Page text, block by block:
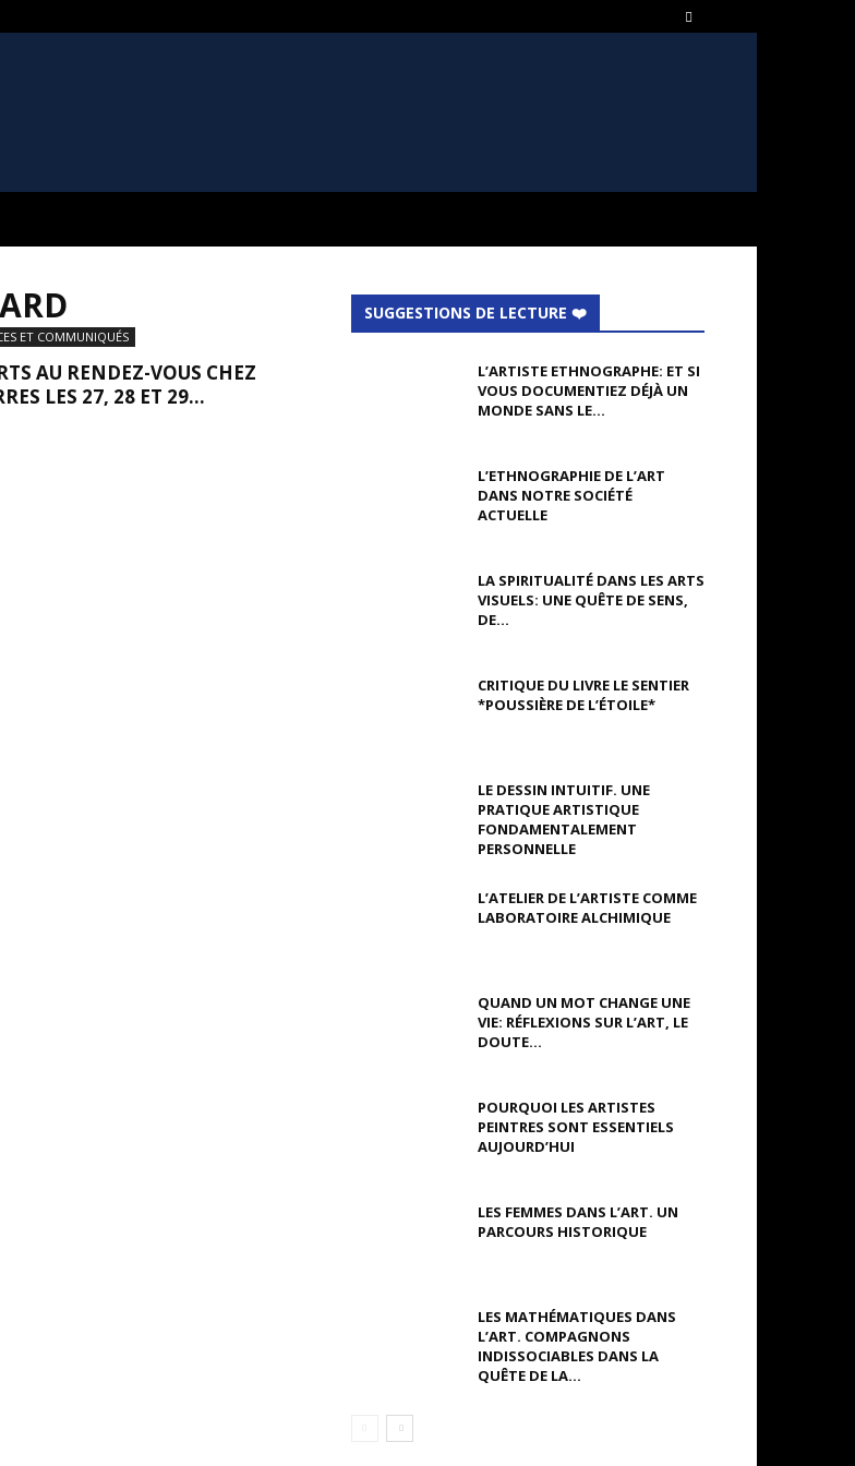
ET COMMUNIQUÉS
AU RENDEZ-VOUS CHEZ
LES 27, 28 ET 29...
SUGGESTIONS DE LECTURE ❤️
L’ARTISTE ETHNOGRAPHE: ET SI
VOUS DOCUMENTIEZ DÉJÀ UN
MONDE SANS LE...
L’ETHNOGRAPHIE DE L’ART
DANS NOTRE SOCIÉTÉ
ACTUELLE
LA SPIRITUALITÉ DANS LES ARTS
VISUELS: UNE QUÊTE DE SENS,
DE...
CRITIQUE DU LIVRE LE SENTIER
*POUSSIÈRE DE L’ÉTOILE*
LE DESSIN INTUITIF. UNE
PRATIQUE ARTISTIQUE
FONDAMENTALEMENT
PERSONNELLE
L’ATELIER DE L’ARTISTE COMME
LABORATOIRE ALCHIMIQUE
QUAND UN MOT CHANGE UNE
VIE: RÉFLEXIONS SUR L’ART, LE
DOUTE...
POURQUOI LES ARTISTES
PEINTRES SONT ESSENTIELS
AUJOURD’HUI
LES FEMMES DANS L’ART. UN
PARCOURS HISTORIQUE
LES MATHÉMATIQUES DANS
L’ART. COMPAGNONS
INDISSOCIABLES DANS LA
QUÊTE DE LA...